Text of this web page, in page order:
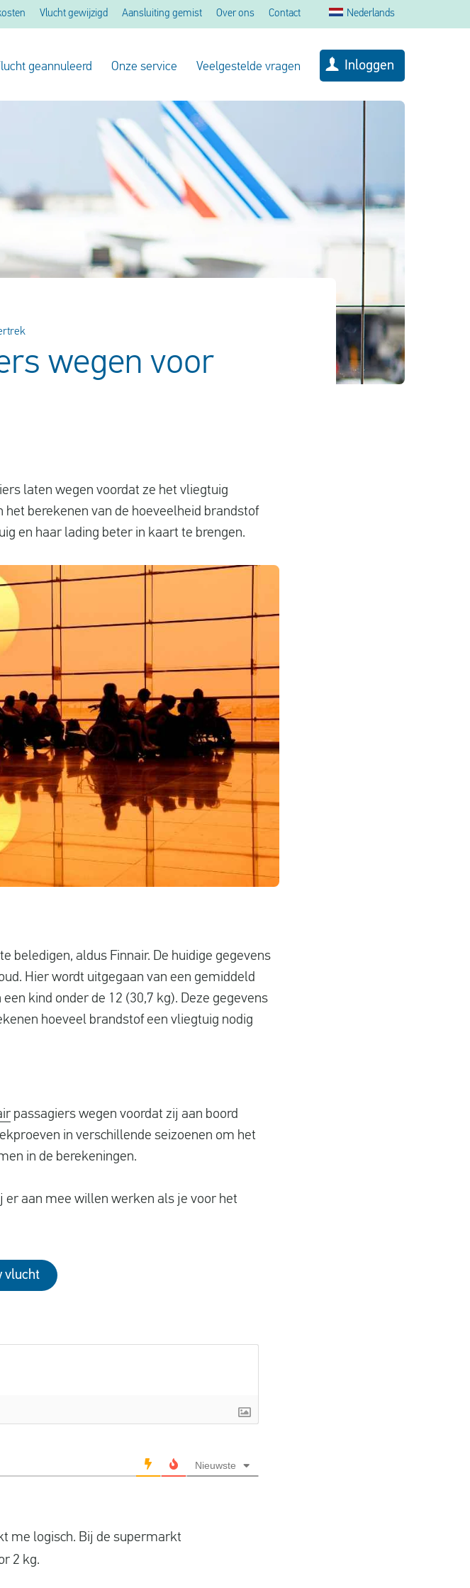
Vlucht gewijzigd Aansluiting gemist Over ons Contact Nederlands
geannuleerd Onze service Veelgestelde vragen Inloggen
wegen voor
laten wegen voordat ze het vliegtuig
berekenen van de hoeveelheid brandstof
en haar lading beter in kaart te brengen.
beledigen, aldus Finnair. De huidige gegevens
Hier wordt uitgegaan van een gemiddeld
kind onder de 12 (30,7 kg). Deze gegevens
hoeveel brandstof een vliegtuig nodig
passagiers wegen voordat zij aan boord
in verschillende seizoenen om het
in de berekeningen.
er aan mee willen werken als je voor het
vlucht
Nieuwste
me logisch. Bij de supermarkt
2 kg.